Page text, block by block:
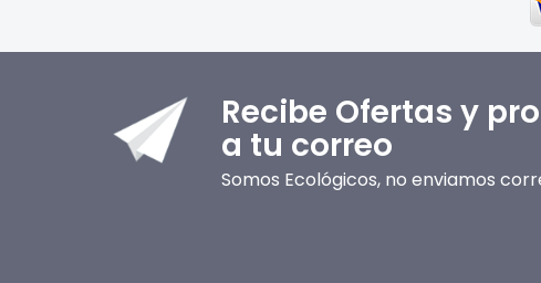
Recibe Ofertas y
a tu correo
Somos Ecológicos, no enviamos